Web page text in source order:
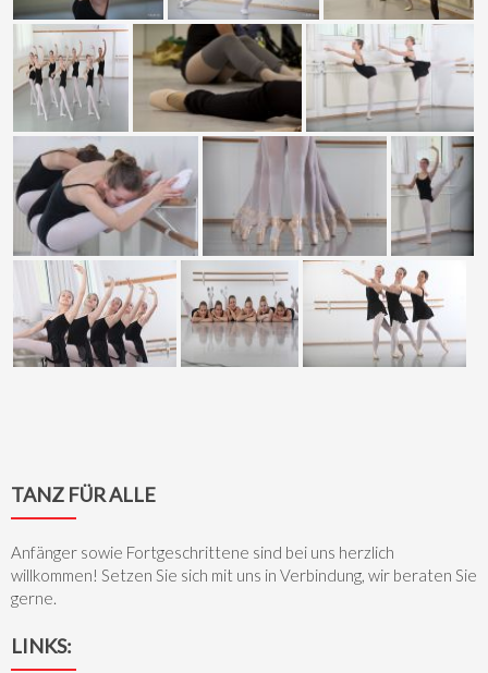
TANZ FÜR ALLE
Anfänger sowie Fortgeschrittene sind bei uns herzlich
willkommen! Setzen Sie sich mit uns in Verbindung, wir beraten Sie
gerne.
LINKS: